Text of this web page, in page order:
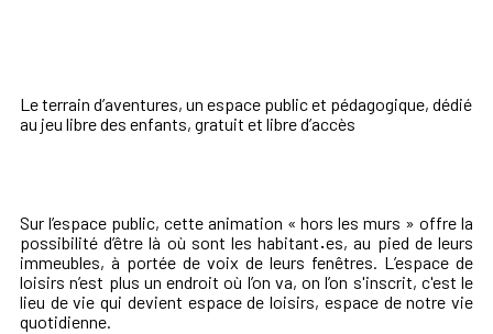
Le terrain d’aventures, un espace public et pédagogique, dédié
au jeu libre des enfants, gratuit et libre d’accès
Sur l’espace public, cette animation « hors les murs » offre la
possibilité d’être là où sont les habitant·es, au pied de leurs
immeubles, à portée de voix de leurs fenêtres. L’espace de
loisirs n’est plus un endroit où l’on va, on l’on s'inscrit, c'est le
lieu de vie qui devient espace de loisirs, espace de notre vie
quotidienne.